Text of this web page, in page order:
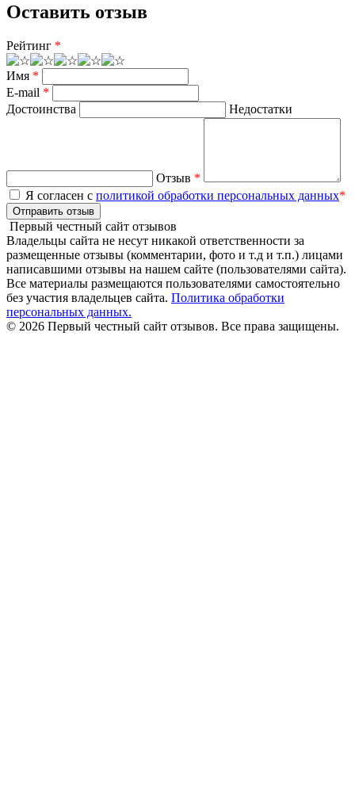
Оставить отзыв
Рейтинг *
Имя *
E-mail *
Достоинства
Недостатки
Отзыв *
Я согласен с политикой обработки персональных данных*
Отправить отзыв
Первый честный сайт отзывов
Владельцы сайта не несут никакой ответственности за
размещенные отзывы (комментарии, фото и т.д и т.п.) лицами
написавшими отзывы на нашем сайте (пользователями сайта).
Все материалы размещаются пользователями самостоятельно
без участия владельцев сайта. Политика обработки
персональных данных.
© 2026 Первый честный сайт отзывов. Все права защищены.